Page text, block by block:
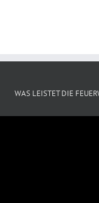
WAS LEISTET DIE